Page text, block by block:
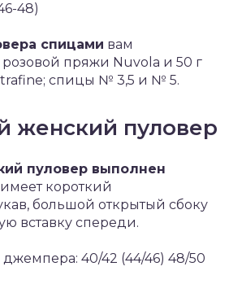
48)
спицами вам
розовой пряжи Nuvola и 50 г
спицы № 3,5 и № 5.
женский пуловер
пуловер выполнен
короткий
большой открытый сбоку
вставку спереди.
40/42 (44/46) 48/50